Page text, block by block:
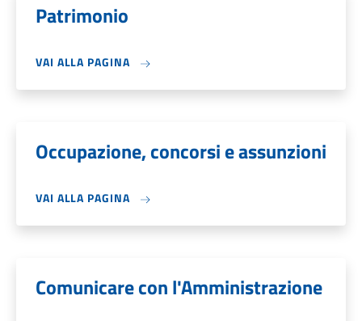
Patrimonio
VAI ALLA PAGINA
Occupazione, concorsi e assunzioni
VAI ALLA PAGINA
Comunicare con l'Amministrazione